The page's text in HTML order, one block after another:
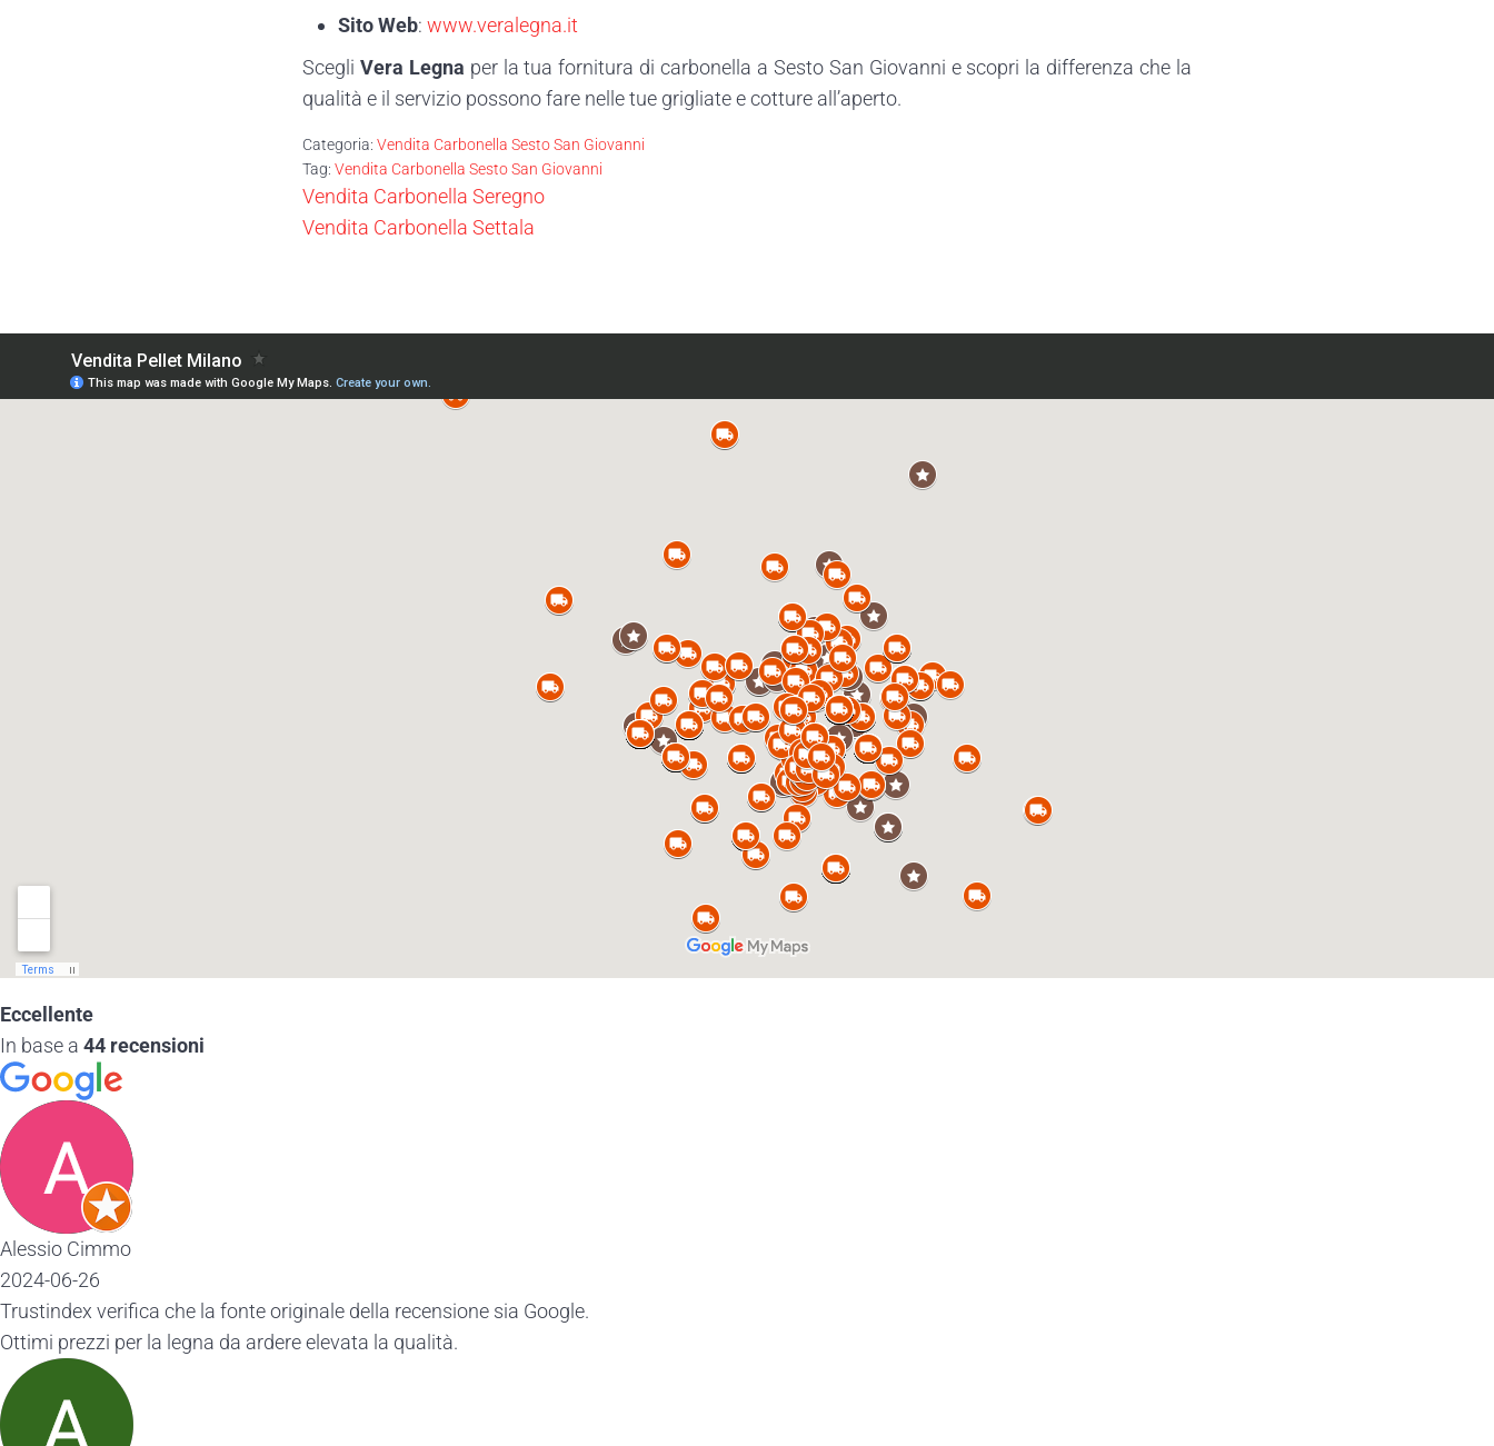
Sito Web: www.veralegna.it
Scegli Vera Legna per la tua fornitura di carbonella a Sesto San Giovanni e scopri la differenza che la
qualità e il servizio possono fare nelle tue grigliate e cotture all’aperto.
Categoria: Vendita Carbonella Sesto San Giovanni
Tag: Vendita Carbonella Sesto San Giovanni
Post precedente:
Vendita Carbonella Seregno
Post successivo:
Vendita Carbonella Settala
Eccellente
In base a 44 recensioni
Alessio Cimmo
2024-06-26
Trustindex verifica che la fonte originale della recensione sia Google.
Ottimi prezzi per la legna da ardere elevata la qualità.